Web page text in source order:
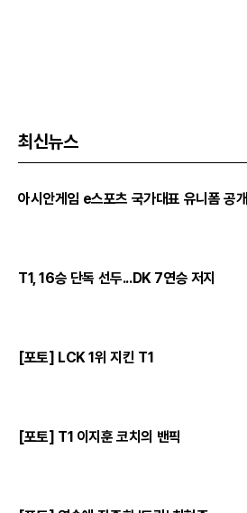
최신뉴스
아시안게임 e스포츠 국가대표 유니폼 공개
T1, 16승 단독 선두...DK 7연승 저지
[포토] LCK 1위 지킨 T1
[포토] T1 이지훈 코치의 밴픽